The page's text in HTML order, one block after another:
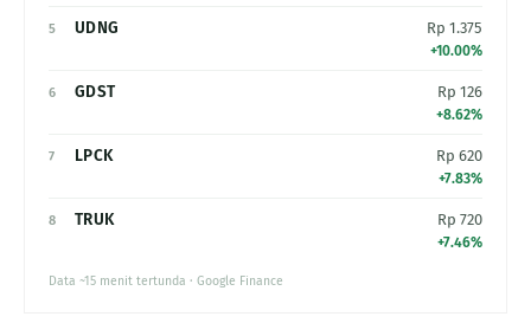
5 UDNG Rp 1.375
+10.00%
6 GDST Rp 126
+8.62%
7 LPCK Rp 620
+7.83%
8 TRUK Rp 720
+7.46%
Data ~15 menit tertunda · Google Finance